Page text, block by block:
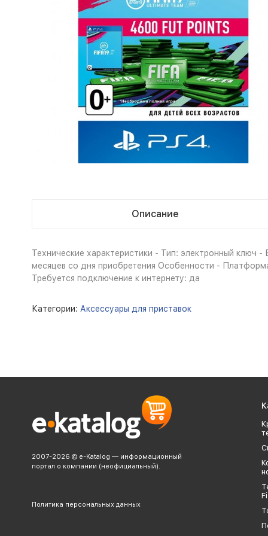
Описание
Технические характеристики - Тип: электронный ключ
месяцев со дня приобретения Особенности -
Требуется подключение к интернету: да
Категории: Аксессуары для приставок
2007-2026 © e-Katalog — информационный
портал о компании (неофициальный).
Политика персональных данных
Fi